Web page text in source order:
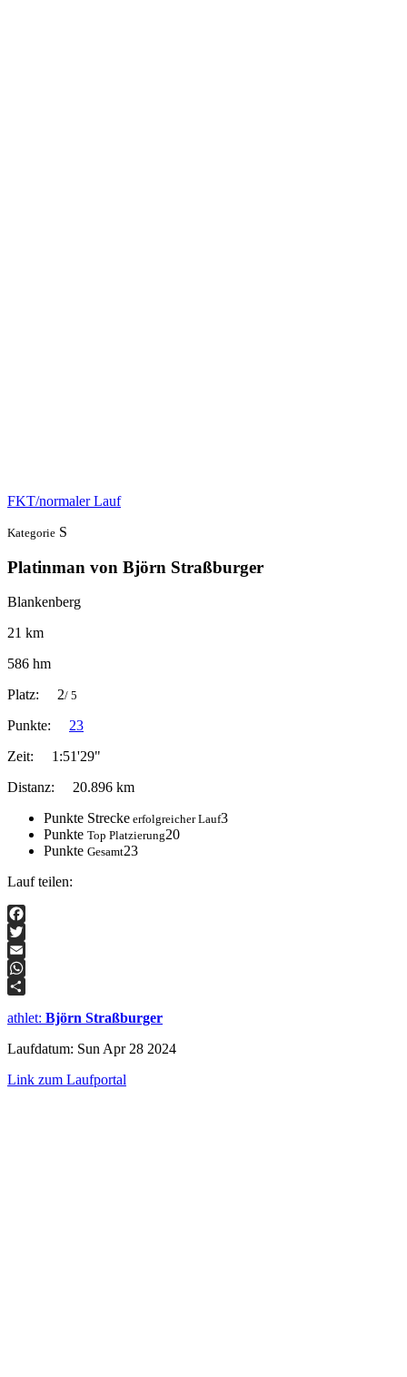
FKT/normaler Lauf
Kategorie S
Platinman von Björn Straßburger
Blankenberg
21 km
586 hm
Platz: 2/ 5
Punkte: 23
Zeit: 1:51'29"
Distanz: 20.896 km
Punkte Strecke erfolgreicher Lauf3
Punkte Top Platzierung20
Punkte Gesamt23
Lauf teilen:
Facebook
Twitter
Email
WhatsApp
athlet: Björn Straßburger
Laufdatum: Sun Apr 28 2024
Link zum Laufportal